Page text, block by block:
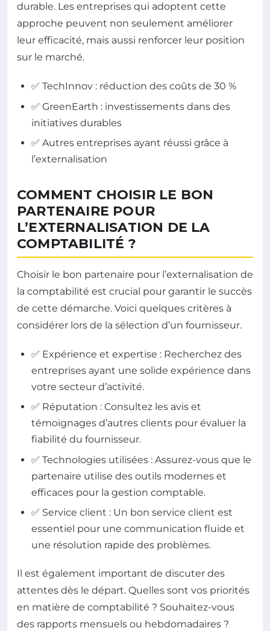
durable. Les entreprises qui adoptent cette
approche peuvent non seulement améliorer
leur efficacité, mais aussi renforcer leur position
sur le marché.
✅ TechInnov : réduction des coûts de 30 %
✅ GreenEarth : investissements dans des
initiatives durables
✅ Autres entreprises ayant réussi grâce à
l’externalisation
COMMENT CHOISIR LE BON
PARTENAIRE POUR
L’EXTERNALISATION DE LA
COMPTABILITÉ ?
Choisir le bon partenaire pour l’externalisation de
la comptabilité est crucial pour garantir le succès
de cette démarche. Voici quelques critères à
considérer lors de la sélection d’un fournisseur.
✅ Expérience et expertise : Recherchez des
entreprises ayant une solide expérience dans
votre secteur d’activité.
✅ Réputation : Consultez les avis et
témoignages d’autres clients pour évaluer la
fiabilité du fournisseur.
✅ Technologies utilisées : Assurez-vous que le
partenaire utilise des outils modernes et
efficaces pour la gestion comptable.
✅ Service client : Un bon service client est
essentiel pour une communication fluide et
une résolution rapide des problèmes.
Il est également important de discuter des
attentes dès le départ. Quelles sont vos priorités
en matière de comptabilité ? Souhaitez-vous
des rapports mensuels ou hebdomadaires ?